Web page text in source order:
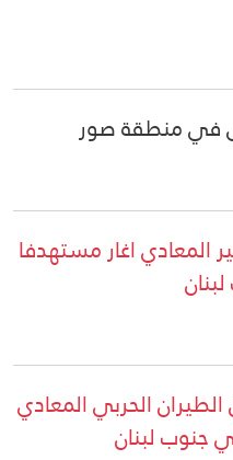
في منطقة صور
المعادي اغار مستهدفا
الحربي المعادي
جنوب لبنان